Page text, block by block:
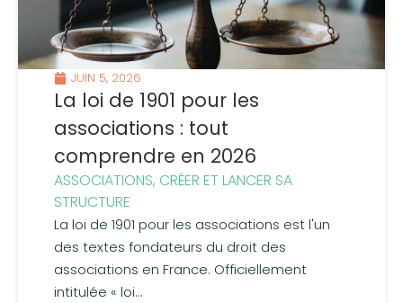
JUIN 5, 2026
La loi de 1901 pour les
associations : tout
comprendre en 2026
ASSOCIATIONS, CRÉER ET LANCER SA
STRUCTURE
La loi de 1901 pour les associations est l'un
des textes fondateurs du droit des
associations en France. Officiellement
intitulée « loi...